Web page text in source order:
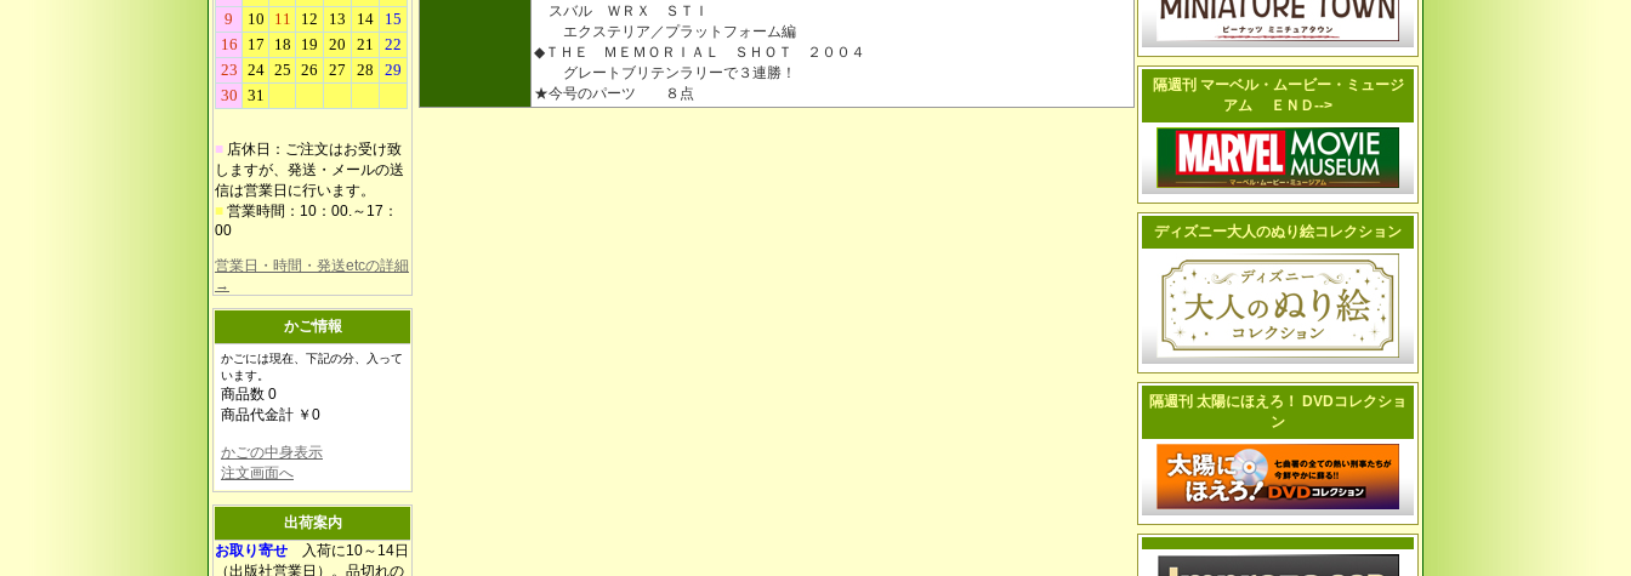
■ 店休日：ご注文はお受け致
しますが、発送・メールの送
信は営業日に行います。
■ 営業時間：10：00.～17：
00
営業日・時間・発送etcの詳細
→
かご情報
かごには現在、下記の分、入って
います。
商品数 0
商品代金計 ￥0
かごの中身表示
注文画面へ
出荷案内
お取り寄せ 入荷に10～14日
（出版社営業日）。品切れの
スバル ＷＲＸ ＳＴＩ
エクステリア／プラットフォーム編
◆ＴＨＥ ＭＥＭＯＲＩＡＬ ＳＨＯＴ ２００４
グレートブリテンラリーで３連勝！
★今号のパーツ ８点
隔週刊 マーベル・ムービー・ミュージ
アム ＥＮＤ-->
ディズニー大人のぬり絵コレクション
隔週刊 太陽にほえろ！ DVDコレクショ
ン